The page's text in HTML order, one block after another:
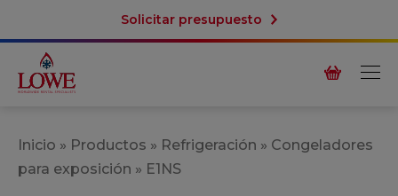
Solicitar presupuesto
Inicio » Productos » Refrigeración » Congeladores
para exposición » E1NS